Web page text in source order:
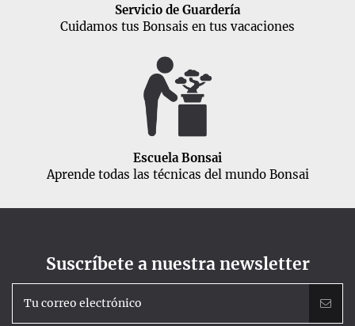
Servicio de Guardería
Cuidamos tus Bonsais en tus vacaciones
Escuela Bonsai
Aprende todas las técnicas del mundo Bonsai
Suscríbete a nuestra newsletter